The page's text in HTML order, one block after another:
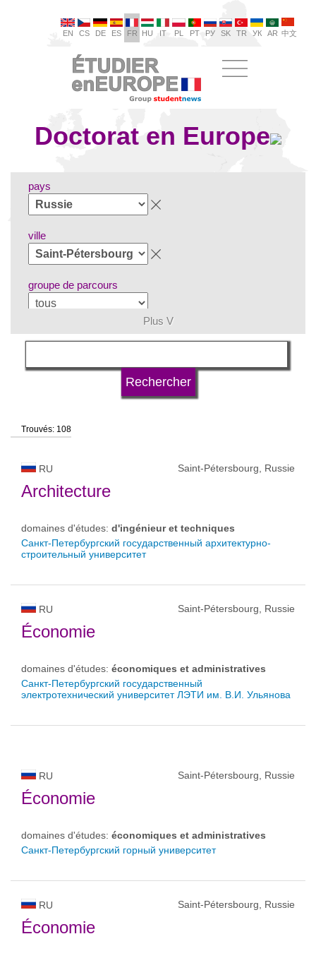
EN CS DE ES FR HU IT PL PT РУ SK TR УК AR 中文
Doctorat en Europe
pays
ville
groupe de parcours
langue
statut d'université
Plus V
Trouvés: 108
RU Saint-Pétersbourg, Russie
Architecture
domaines d'études: d'ingénieur et techniques
Санкт-Петербургский государственный архитектурно-
строительный университет
RU Saint-Pétersbourg, Russie
Économie
domaines d'études: économiques et administratives
Санкт-Петербургский государственный
электротехнический университет ЛЭТИ им. В.И. Ульянова
RU Saint-Pétersbourg, Russie
Économie
domaines d'études: économiques et administratives
Санкт-Петербургский горный университет
RU Saint-Pétersbourg, Russie
Économie